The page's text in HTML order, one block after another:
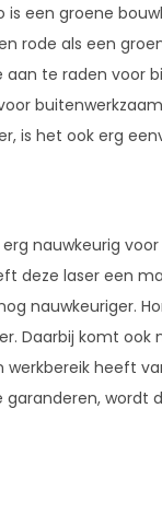
is een groene
rode als een
aan te raden voor
voor
is het ook erg
nauwkeurig voor
deze laser een
nauwkeuriger.
Daarbij komt ook
heeft
wordt